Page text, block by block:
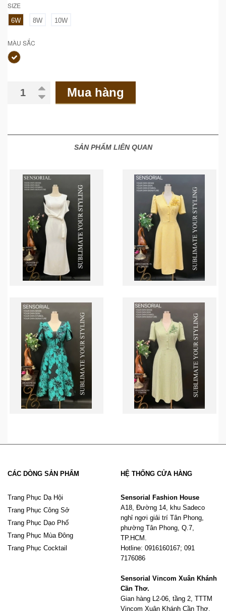
SIZE
6W 8W 10W
MÀU SẮC
Mua hàng
SẢN PHẨM LIÊN QUAN
CÁC DÒNG SẢN PHẨM
Trang Phục Dạ Hội
Trang Phục Công Sở
Trang Phục Dạo Phố
Trang Phục Mùa Đông
Trang Phục Cocktail
HỆ THỐNG CỬA HÀNG
Sensorial Fashion House
A18, Đường 14, khu Sadeco
nghỉ ngơi giải trí Tân Phong,
phường Tân Phong, Q.7,
TP.HCM.
Hotline: 0916160167; 091
7176086
Sensorial Vincom Xuân Khánh
Cần Thơ.
Gian hàng L2-06, tầng 2, TTTM
Vincom Xuân Khánh Cần Thơ.